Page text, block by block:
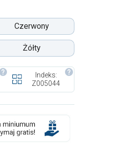
Czerwony
Żółty
Indeks:
Z005044